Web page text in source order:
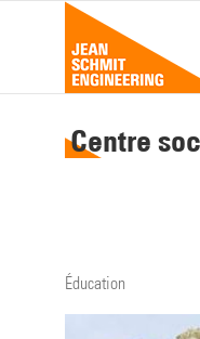
Centre
Éducation